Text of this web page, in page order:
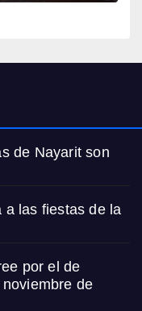
de Nayarit son
a las fiestas de la
por el de
de